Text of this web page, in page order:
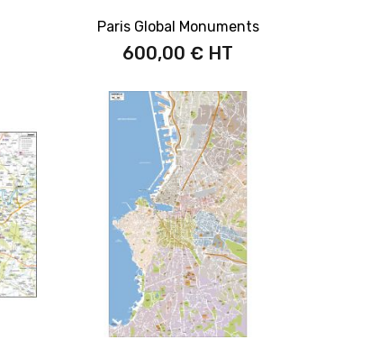
Paris Global Monuments
600,00 €